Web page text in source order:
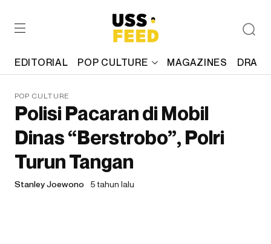
EDITORIAL POP CULTURE MAGAZINES
POP CULTURE
Polisi Pacaran di Mobil
Dinas “Berstrobo”, Polri
Turun Tangan
Stanley Joewono 5 tahun lalu